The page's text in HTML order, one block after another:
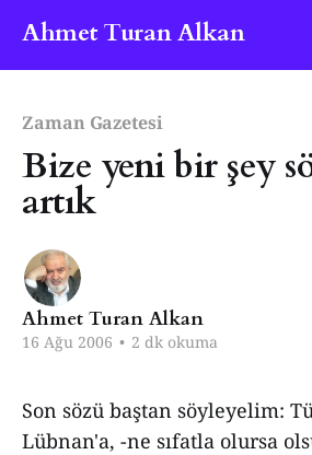
Ahmet Turan Alkan
Zaman Gazetesi
Bize yeni bir şey
artık
Ahmet Turan Alkan
16 Ağu 2006 • 2 dk okuma
Son sözü baştan söyleyelim:
Lübnan'a, -ne sıfatla olursa